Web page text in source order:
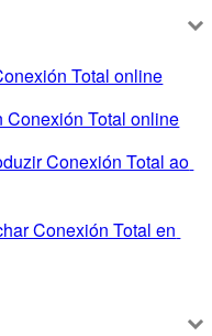
Total online
Conexión Total online
Conexión Total ao
Conexión Total en